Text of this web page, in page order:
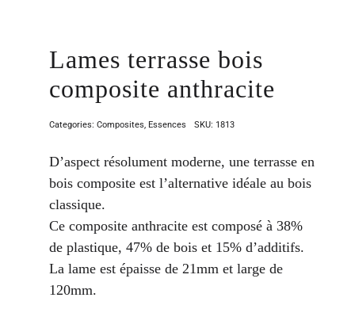
Lames terrasse bois
composite anthracite
Categories: Composites, Essences SKU: 1813
D’aspect résolument moderne, une terrasse en
bois composite est l’alternative idéale au bois
classique.
Ce composite anthracite est composé à 38%
de plastique, 47% de bois et 15% d’additifs.
La lame est épaisse de 21mm et large de
120mm.